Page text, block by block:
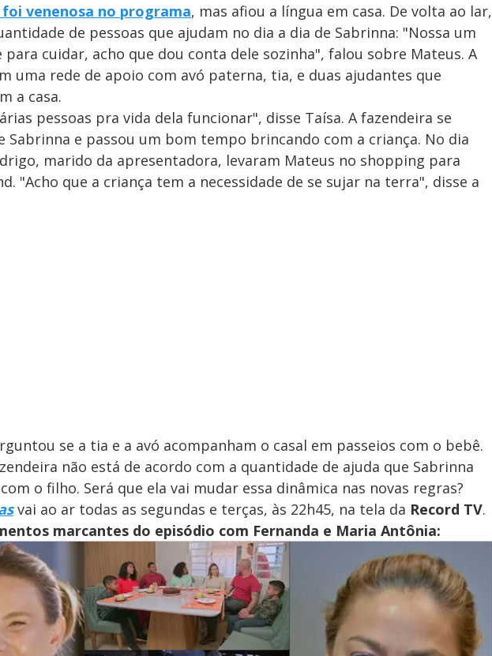
venenosa no programa, mas afiou a língua em casa. De volta ao lar,
de pessoas que ajudam no dia a dia de Sabrinna: "Nossa um
cuidar, acho que dou conta dele sozinha", falou sobre Mateus. A
uma rede de apoio com avó paterna, tia, e duas ajudantes que
a casa.
pessoas pra vida dela funcionar", disse Taísa. A fazendeira se
Sabrinna e passou um bom tempo brincando com a criança. No dia
marido da apresentadora, levaram Mateus no shopping para
"Acho que a criança tem a necessidade de se sujar na terra", disse a
se a tia e a avó acompanham o casal em passeios com o bebê.
não está de acordo com a quantidade de ajuda que Sabrinna
o filho. Será que ela vai mudar essa dinâmica nas novas regras?
vai ao ar todas as segundas e terças, às 22h45, na tela da Record TV.
marcantes do episódio com Fernanda e Maria Antônia: